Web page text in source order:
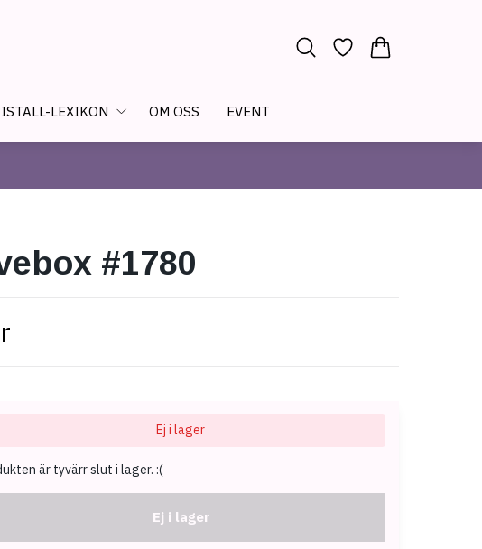
LEXIKON OM OSS EVENT
#1780
Ej i lager
är tyvärr slut i lager. :(
Ej i lager